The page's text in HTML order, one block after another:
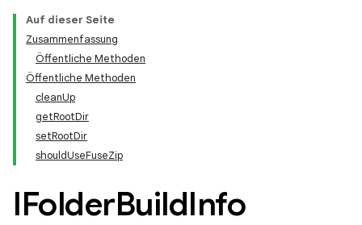
Auf dieser Seite
Zusammenfassung
Öffentliche Methoden
Öffentliche Methoden
cleanUp
getRootDir
setRootDir
shouldUseFuseZip
IFolderBuildInfo